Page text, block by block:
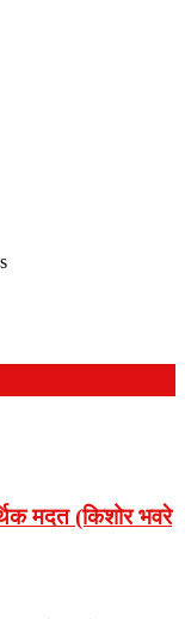
मदत (किशोर भवरे